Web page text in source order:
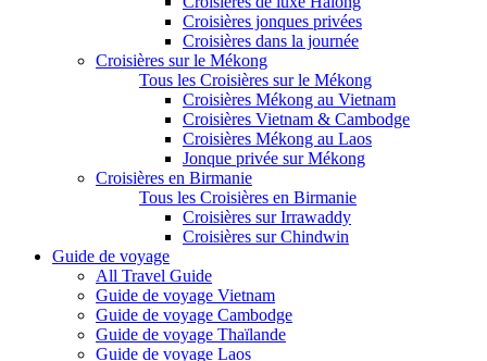
Croisières jonques privées
Croisières dans la journée
Croisières sur le Mékong
Tous les Croisières sur le Mékong
Croisières Mékong au Vietnam
Croisières Vietnam & Cambodge
Croisières Mékong au Laos
Jonque privée sur Mékong
Croisières en Birmanie
Tous les Croisières en Birmanie
Croisières sur Irrawaddy
Croisières sur Chindwin
Guide de voyage
All Travel Guide
Guide de voyage Vietnam
Guide de voyage Cambodge
Guide de voyage Thaïlande
Guide de voyage Laos